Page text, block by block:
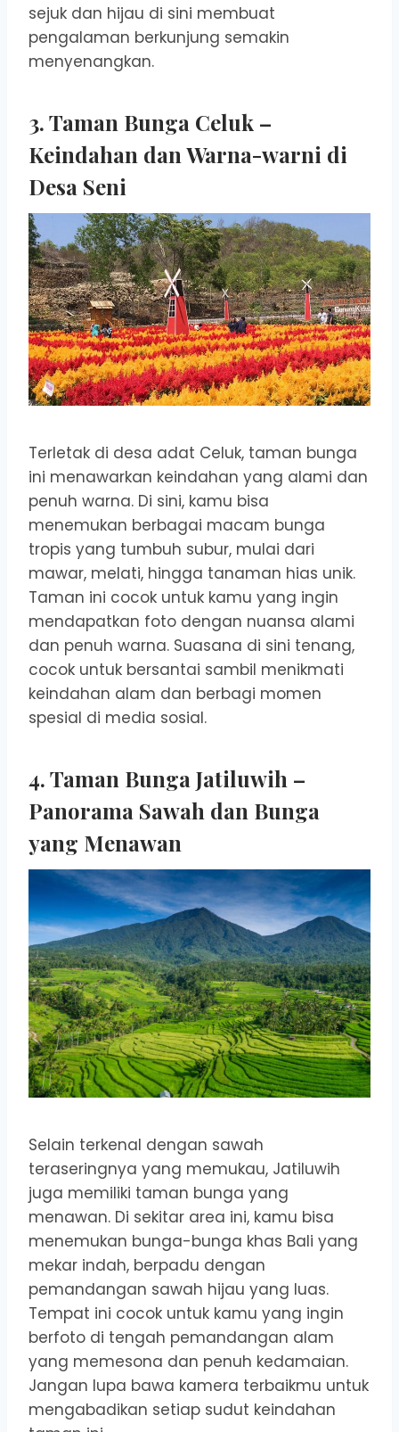
sejuk dan hijau di sini membuat
pengalaman berkunjung semakin
menyenangkan.
3. Taman Bunga Celuk –
Keindahan dan Warna-warni di
Desa Seni
Terletak di desa adat Celuk, taman bunga
ini menawarkan keindahan yang alami dan
penuh warna. Di sini, kamu bisa
menemukan berbagai macam bunga
tropis yang tumbuh subur, mulai dari
mawar, melati, hingga tanaman hias unik.
Taman ini cocok untuk kamu yang ingin
mendapatkan foto dengan nuansa alami
dan penuh warna. Suasana di sini tenang,
cocok untuk bersantai sambil menikmati
keindahan alam dan berbagi momen
spesial di media sosial.
4. Taman Bunga Jatiluwih –
Panorama Sawah dan Bunga
yang Menawan
Selain terkenal dengan sawah
teraseringnya yang memukau, Jatiluwih
juga memiliki taman bunga yang
menawan. Di sekitar area ini, kamu bisa
menemukan bunga-bunga khas Bali yang
mekar indah, berpadu dengan
pemandangan sawah hijau yang luas.
Tempat ini cocok untuk kamu yang ingin
berfoto di tengah pemandangan alam
yang memesona dan penuh kedamaian.
Jangan lupa bawa kamera terbaikmu untuk
mengabadikan setiap sudut keindahan